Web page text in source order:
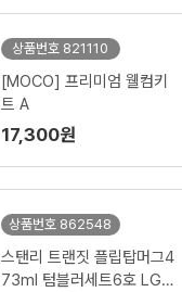
상품번호 821110
[MOCO] 프리미엄 웰컴키
트 A
17,300원
상품번호 862548
스탠리 트랜짓 플립탑머그4
73ml 텀블러세트6호 LG